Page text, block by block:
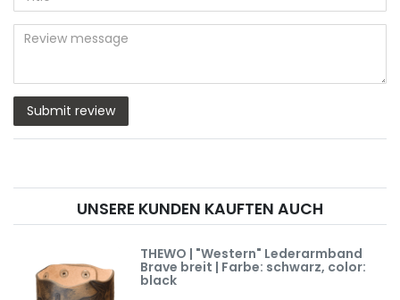
star
star
star
rating
star
rating
star
rating
(optional)
Title
Review
message
Submit review
UNSERE KUNDEN KAUFTEN AUCH
THEWO | "Western" Lederarmband
Brave breit | Farbe: schwarz, color:
black